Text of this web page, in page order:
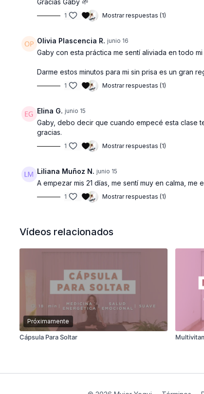
Gracias Gaby 🌱
1 Mostrar respuestas (1)
Olivia Plascencia R. junio 16
Gaby con esta práctica me sentí aliviada en todo
Darme estos minutos para mi sin prisa es un gran
1 Mostrar respuestas (1)
Elina G. junio 15
Gaby, debo decir que cuando empecé esta clase
gracias.
1 Mostrar respuestas (1)
Liliana Muñoz N. junio 15
A empezar mis 21 días, me sentí muy en calma,
1 Mostrar respuestas (1)
Vídeos relacionados
Próximamente
Cápsula Para Soltar